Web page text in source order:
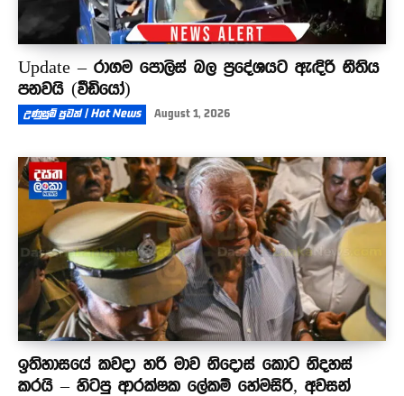
Update – රාගම පොලිස් බල ප්‍රදේශයට ඇඳිරි නීතිය
පනවයි (වීඩියෝ)
උණුසුම් පුවත් | Hot News August 1, 2026
ඉතිහාසයේ කවදා හරි මාව නිදොස් කොට නිදහස්
කරයි – හිටපු ආරක්ෂක ලේකම් හේමසිරි, අවසන්